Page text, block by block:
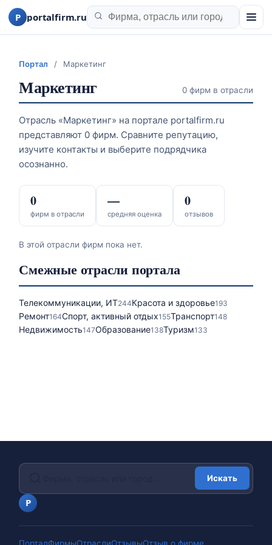
P portalfirm.ru
Портал / Маркетинг
Маркетинг 0 фирм в отрасли
Отрасль «Маркетинг» на портале portalfirm.ru
представляют 0 фирм. Сравните репутацию,
изучите контакты и выберите подрядчика
осознанно.
фирм в отрасли
0
средняя оценка
—
отзывов
0
В этой отрасли фирм пока нет.
Смежные отрасли портала
Телекоммуникации, ИТ244Красота и здоровье193
Ремонт164Спорт, активный отдых155Транспорт148
Недвижимость147Образование138Туризм133
P
Искать
ПорталФирмыОтраслиОтзывыОтзыв о фирме